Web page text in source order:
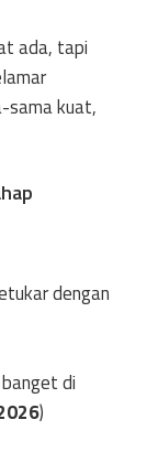
ada, tapi
sama kuat,
dengan
di
)